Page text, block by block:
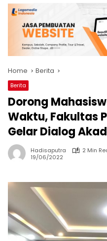
Home Berita
Berita
Dorong
Waktu, Fakultas
Gelar Dialog
Hadisaputra
2 Min
19/06/2022